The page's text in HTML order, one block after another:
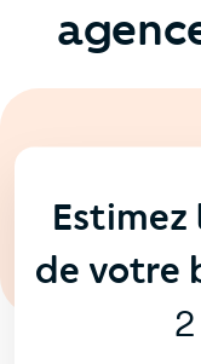
de votre